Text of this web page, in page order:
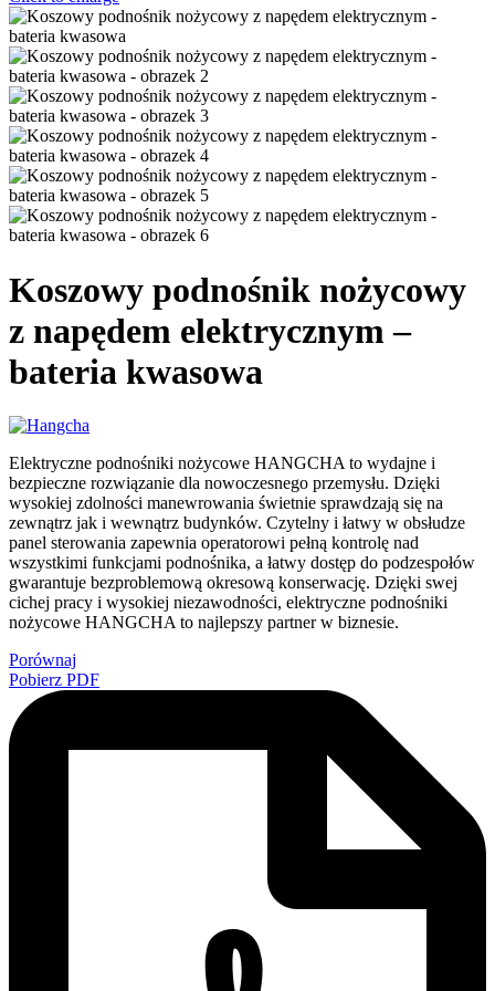
Koszowy podnośnik nożycowy
z napędem elektrycznym –
bateria kwasowa
Elektryczne podnośniki nożycowe HANGCHA to wydajne i
bezpieczne rozwiązanie dla nowoczesnego przemysłu. Dzięki
wysokiej zdolności manewrowania świetnie sprawdzają się na
zewnątrz jak i wewnątrz budynków. Czytelny i łatwy w obsłudze
panel sterowania zapewnia operatorowi pełną kontrolę nad
wszystkimi funkcjami podnośnika, a łatwy dostęp do podzespołów
gwarantuje bezproblemową okresową konserwację. Dzięki swej
cichej pracy i wysokiej niezawodności, elektryczne podnośniki
nożycowe HANGCHA to najlepszy partner w biznesie.
Porównaj
Pobierz PDF